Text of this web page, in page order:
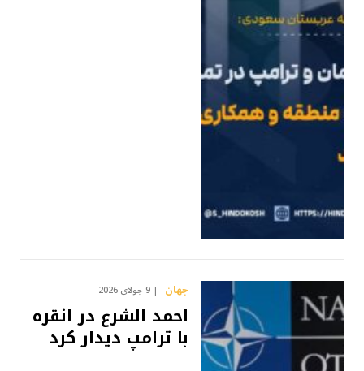
جهان 9 جولای 2026
احمد الشرع در انقره
با ترامپ دیدار کرد